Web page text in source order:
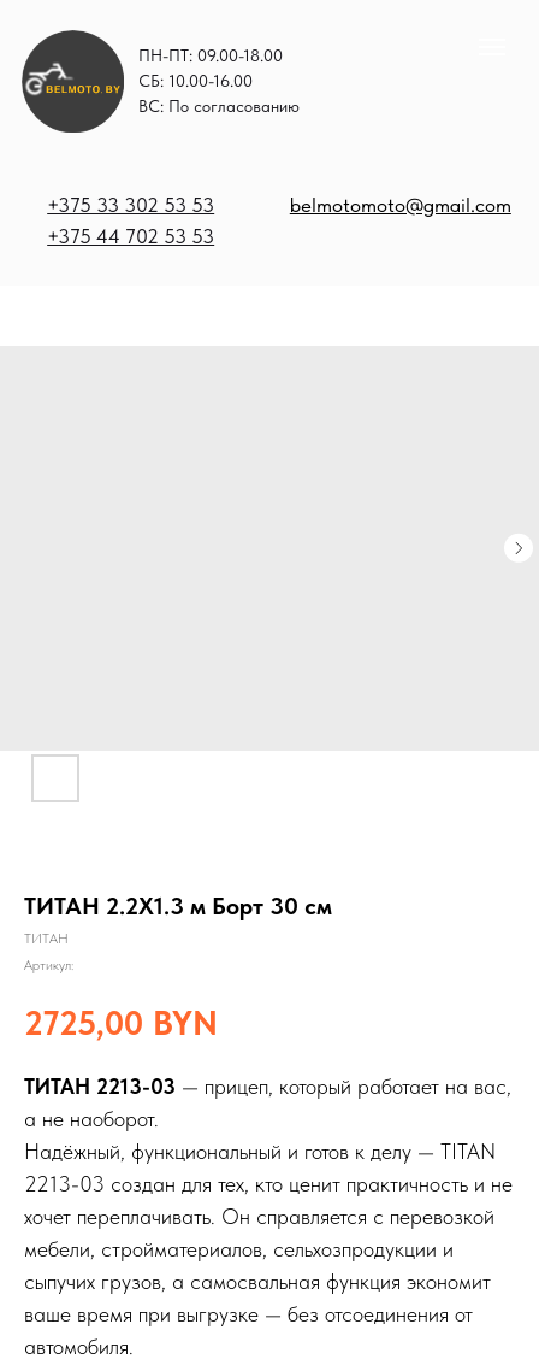
ПН-ПТ: 09.00-18.00
СБ: 10.00-16.00
ВС: По согласованию
ТИТАН 2.2Х1.3 м Борт 30 см
ТИТАН
Артикул:
2725,00 BYN
ТИТАН 2213-03 — прицеп, который работает на вас,
а не наоборот.
Надёжный, функциональный и готов к делу — TITAN
2213-03 создан для тех, кто ценит практичность и не
хочет переплачивать. Он справляется с перевозкой
мебели, стройматериалов, сельхозпродукции и
сыпучих грузов, а самосвальная функция экономит
ваше время при выгрузке — без отсоединения от
автомобиля.